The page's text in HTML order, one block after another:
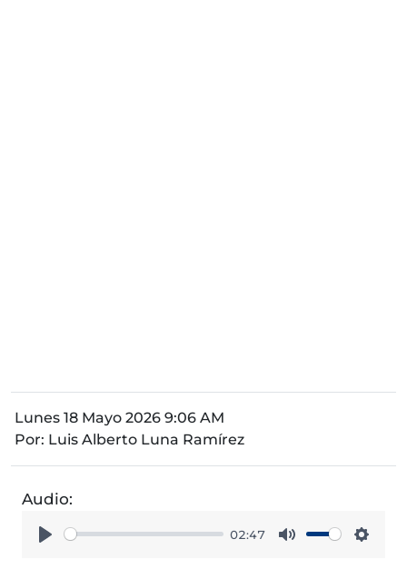
Lunes 18 Mayo 2026 9:06 AM
Por: Luis Alberto Luna Ramírez
Audio:
02:47